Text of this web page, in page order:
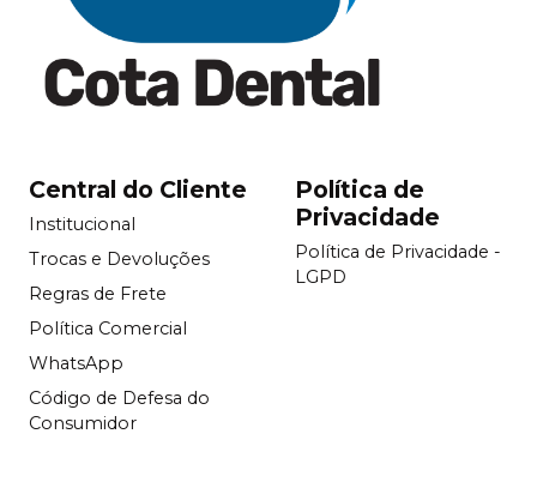
Central do Cliente
Institucional
Trocas e Devoluções
Regras de Frete
Política Comercial
WhatsApp
Código de Defesa do
Consumidor
Política de
Privacidade
Política de Privacidade -
LGPD